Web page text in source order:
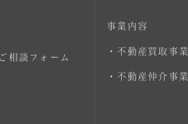
相談フォーム
事業内容
・不動産買取事業
・不動産仲介事業